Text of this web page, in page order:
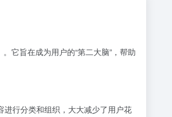
它旨在成为用户的“第二大脑”，帮助
行分类和组织，大大减少了用户花